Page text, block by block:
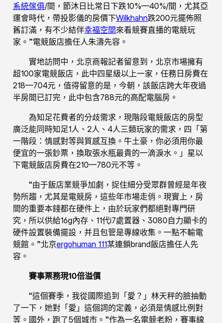
系統傢俱/間，節沐日比常日下跌10%—40%/間，尤其亞
運會時代，帶投影儀的房價下Wilkhahn跌200元擺佈照
舊訂滿，有不少結伴幸福空間來看競賽直播的電競玩
家。”電競飯店擔任人朱濤先容。
實地訪問中，北京商報記者留意到，北京市場擁有
超100家電競飯店，此中四星級以上一家，任務日房費在
218—704元，值得留意的是，今朝，該飯店跨大年夜過
半房間已訂完，此中包含788元的高配電腦房。
為知足花費者的分歧需求，現階段電競飯店的房型
廣泛能同時知足1人、2人、4人三類玩家的需求，四「第
一階段：情感對等與質感互換。牛土豪，你必須用你最
便宜的一張鈔票，換取張水瓶最貴的一滴淚水。」星以
下電競飯店房費在210—780元不等。
“由于飯店業競爭加劇，捉住細分受眾群曾經是年夜
勢所趨，尤其是電競房，這些年市場走俏。現實上，房
間的重要本錢都在硬件上，由於玩家們都絕對專門研
究，所以供給16g內存、11代i7處置器、3080自力顯卡的
硬件設置裝備擺設，并且包管是專線收集。一點不輸電
競館。”北京ergohuman 111某連鎖brand飯店擔任人先
容。
賽事票務現10倍溢價
“這個賽季，我從國際追到「愛？」林天秤的臉抽動
了一下，她對「愛」這個詞的定義，必須是情感比例對
等。國外，跑了5個城市。”作為一名電競老粉，賽事線